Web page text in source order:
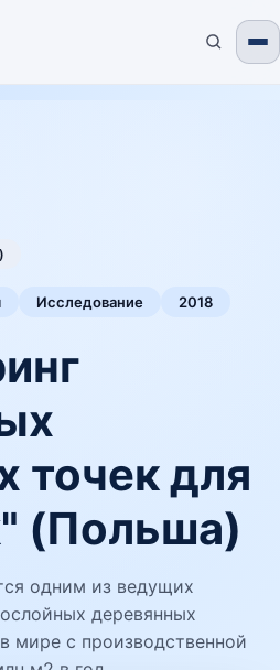
Исследование 2018
точек для
(Польша)
одним из ведущих
деревянных
мире с производственной